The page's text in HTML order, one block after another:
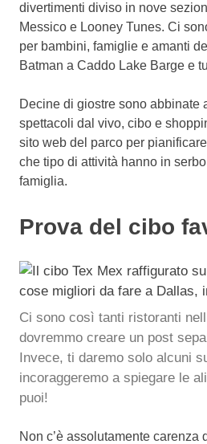
divertimenti diviso in nove
Messico e Looney Tunes. Ci
per bambini, famiglie e amanti
Batman a Caddo Lake Barge e
Decine di giostre sono abbinate
spettacoli dal vivo, cibo e
sito web del parco per
che tipo di attività hanno in
famiglia.
Prova del cibo
Ci sono così tanti ristoranti
dovremmo creare un post
Invece, ti daremo solo alcuni
incoraggeremo a spiegare le
puoi!
Non c’è assolutamente carenza